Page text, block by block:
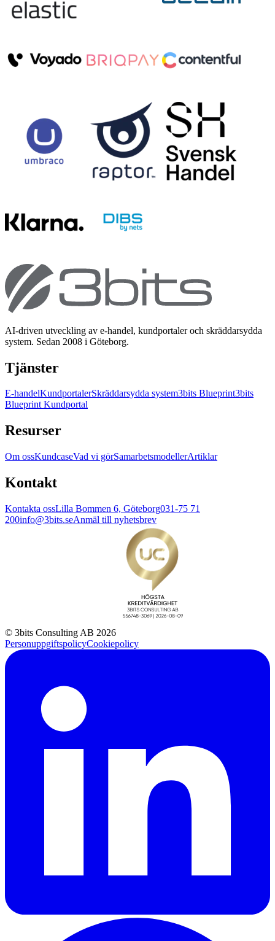
AI-driven utveckling av e-handel, kundportaler och skräddarsydda
system. Sedan 2008 i Göteborg.
Tjänster
E-handelKundportalerSkräddarsydda system3bits Blueprint3bits
Blueprint Kundportal
Resurser
Om ossKundcaseVad vi görSamarbetsmodellerArtiklar
Kontakt
Kontakta ossLilla Bommen 6, Göteborg031-75 71
200info@3bits.seAnmäl till nyhetsbrev
© 3bits Consulting AB 2026
PersonuppgiftspolicyCookiepolicy